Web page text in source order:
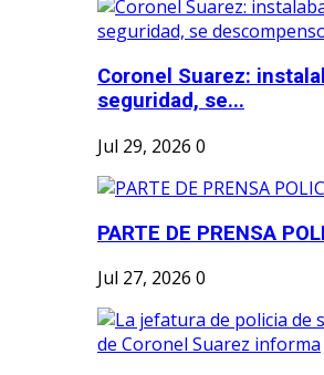
Coronel Suarez:
seguridad, se...
Jul 29, 2026 0
PARTE DE PRENSA
Jul 27, 2026 0